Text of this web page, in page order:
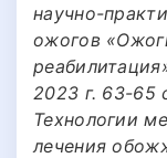
научно-
ожогов
2023 г. 63-65
Технологии
лечения